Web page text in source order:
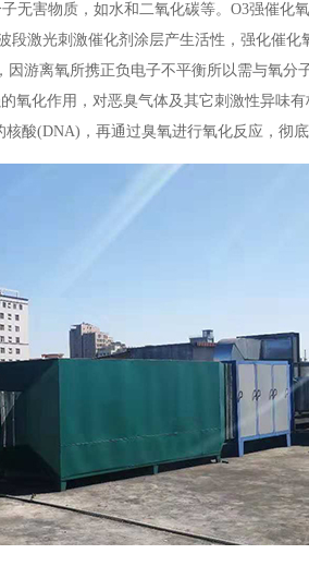
无害物质，如水和二氧化碳等。O3强催化
段激光刺激催化剂涂层产生活性，强化催
游离氧所携正负电子不平衡所以需与氧
氧化作用，对恶臭气体及其它刺激性异味
酸(DNA)，再通过臭氧进行氧化反应，彻底